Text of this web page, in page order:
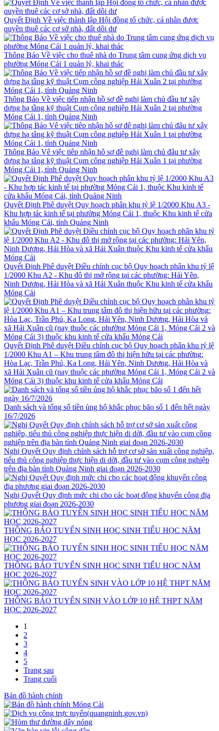
Quyết Định Về việc thành lập Hội đồng tổ chức, cá nhân được
quyền thuê các cơ sở nhà, đất dôi dư
Thông Báo Về việc cho thuê nhà do Trung tâm cung ứng dịch vụ
phường Móng Cái 1 quản lý, khai thác
Thông Báo Về việc tiếp nhận hồ sơ đề nghị làm chủ đầu tư xây
dựng hạ tầng kỹ thuật Cụm công nghiệp Hải Xuân 2 tại phường
Móng Cái 1, tỉnh Quảng Ninh
Thông Báo Vê việc tiêp nhận hô sơ đê nghị làm chủ đâu tư xây
dựng hạ tâng kỹ thuật Cụm công nghiệp Hải Xuân 1 tại phường
Móng Cái 1, tỉnh Quảng Ninh
Quyết Định Phê duyệt Quy hoạch phân khu tỷ lệ 1/2000 Khu A3 -
Khu hợp tác kinh tế tại phường Móng Cái 1, thuộc Khu kinh tế cửa
khẩu Móng Cái, tỉnh Quảng Ninh
Quyết Định Phê duyệt Điều chỉnh cục bộ Quy hoạch phân khu tỷ lệ
1/2000 Khu A2 - Khu đô thị mở rộng tại các phường: Hải Yên,
Ninh Dương, Hải Hòa và xã Hải Xuân thuộc Khu kinh tế cửa khẩu
Móng Cái
Quyết Định Phê duyệt Điều chỉnh cục bộ Quy hoạch phân khu tỷ lệ
1/2000 Khu A1 – Khu trung tâm đô thị hiện hữu tại các phường:
Hòa Lạc, Trần Phú, Ka Long, Hải Yên, Ninh Dương, Hải Hòa và
xã Hải Xuân cũ (nay thuộc các phường Móng Cái 1, Móng Cái 2 và
Móng Cái 3) thuộc khu kinh tế cửa khẩu Móng Cái
Danh sách và tổng số tiền ủng hộ khắc phục bão số 1 đến hết ngày
16/7/2026
Nghị Quyết Quy định chính sách hỗ trợ cơ sở sản xuất công nghiệp,
tiểu thủ công nghiệp thực hiện di dời, đầu tư vào cụm công nghiệp
trên địa bàn tỉnh Quảng Ninh giai đoạn 2026-2030
Nghị Quyết Quy định mức chi cho các hoạt động khuyến công địa
phương giai đoạn 2026-2030
THÔNG BÁO TUYỂN SINH HỌC SINH TIỂU HỌC NĂM
HỌC 2026-2027
THÔNG BÁO TUYỂN SINH HỌC SINH TIỂU HỌC NĂM
HỌC 2026-2027
THÔNG BÁO TUYỂN SINH VÀO LỚP 10 HỆ THPT NĂM
HỌC 2026-2027
1
2
3
4
5
Trang sau
Trang cuối
Bản đồ hành chính